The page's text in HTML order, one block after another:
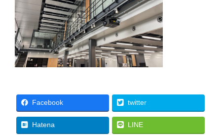
Facebook twitter
Hatena LINE